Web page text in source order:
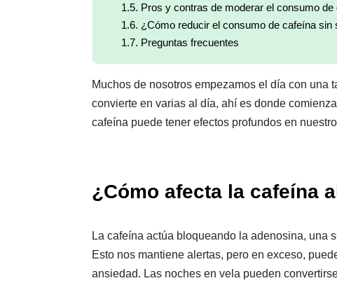
1.5. Pros y contras de moderar el consumo de
1.6. ¿Cómo reducir el consumo de cafeína sin
1.7. Preguntas frecuentes
Muchos de nosotros empezamos el día con una
convierte en varias al día, ahí es donde
cafeína puede tener efectos profundos en
¿Cómo afecta la cafeína
La cafeína actúa bloqueando la adenosina, una
Esto nos mantiene alertas, pero en exceso,
ansiedad. Las noches en vela pueden